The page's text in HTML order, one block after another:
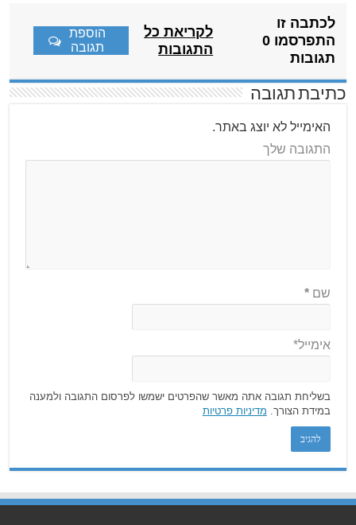
לכתבה זו
התפרסמו 0
תגובות
לקריאת כל
התגובות
הוספת
תגובה
כתיבת תגובה
האימייל לא יוצג באתר.
התגובה שלך
שם*
אימייל*
בשליחת תגובה אתה מאשר שהפרטים ישמשו לפרסום התגובה ולמענה
במידת הצורך. מדיניות פרטיות